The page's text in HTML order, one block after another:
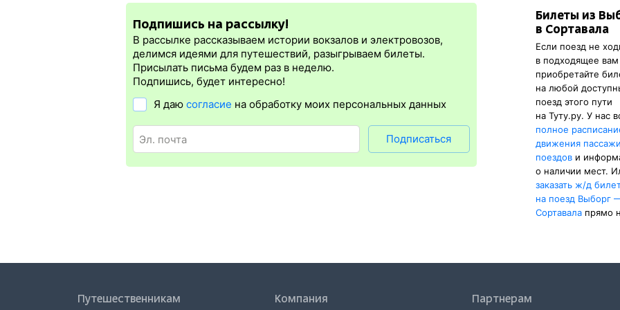
электронная регистрация.
Электронная регистрацияпроизводится Электронная регистрация— это
которая упрощает жизнь пассажиру. Её бонус в том, что не нужно ехать на вокзал и покупать жд билет на
Электронная регистрациядоступна почти для всех заказов,исключение составляют поездажелезных
Для посадки в поезд понадобится оригинал паспорта, указанный в электронном ж/д билете. А в случае
электронной регистрации еще и распечатка посадочного купона.
Подпишись на рассылку!
В рассылке рассказываем истории вокзалов и электровозов,
делимся идеями для путешествий, разыгрываем билеты.
Присылать письма будем раз в неделю.
Подпишись, будет интересно!
Я даю согласие на обработку моих персональных данных
Подписаться
Билеты из
в Сортавала
Если поезд не
в подходящее
приобретайте
на любой
поезд этого пути
на Туту.ру. У нас
полное
движения
поездов и
о наличии мест.
заказатьж/д
на поезд Выборг
Сортавала прямо
Путешественникам Компания Партнерам